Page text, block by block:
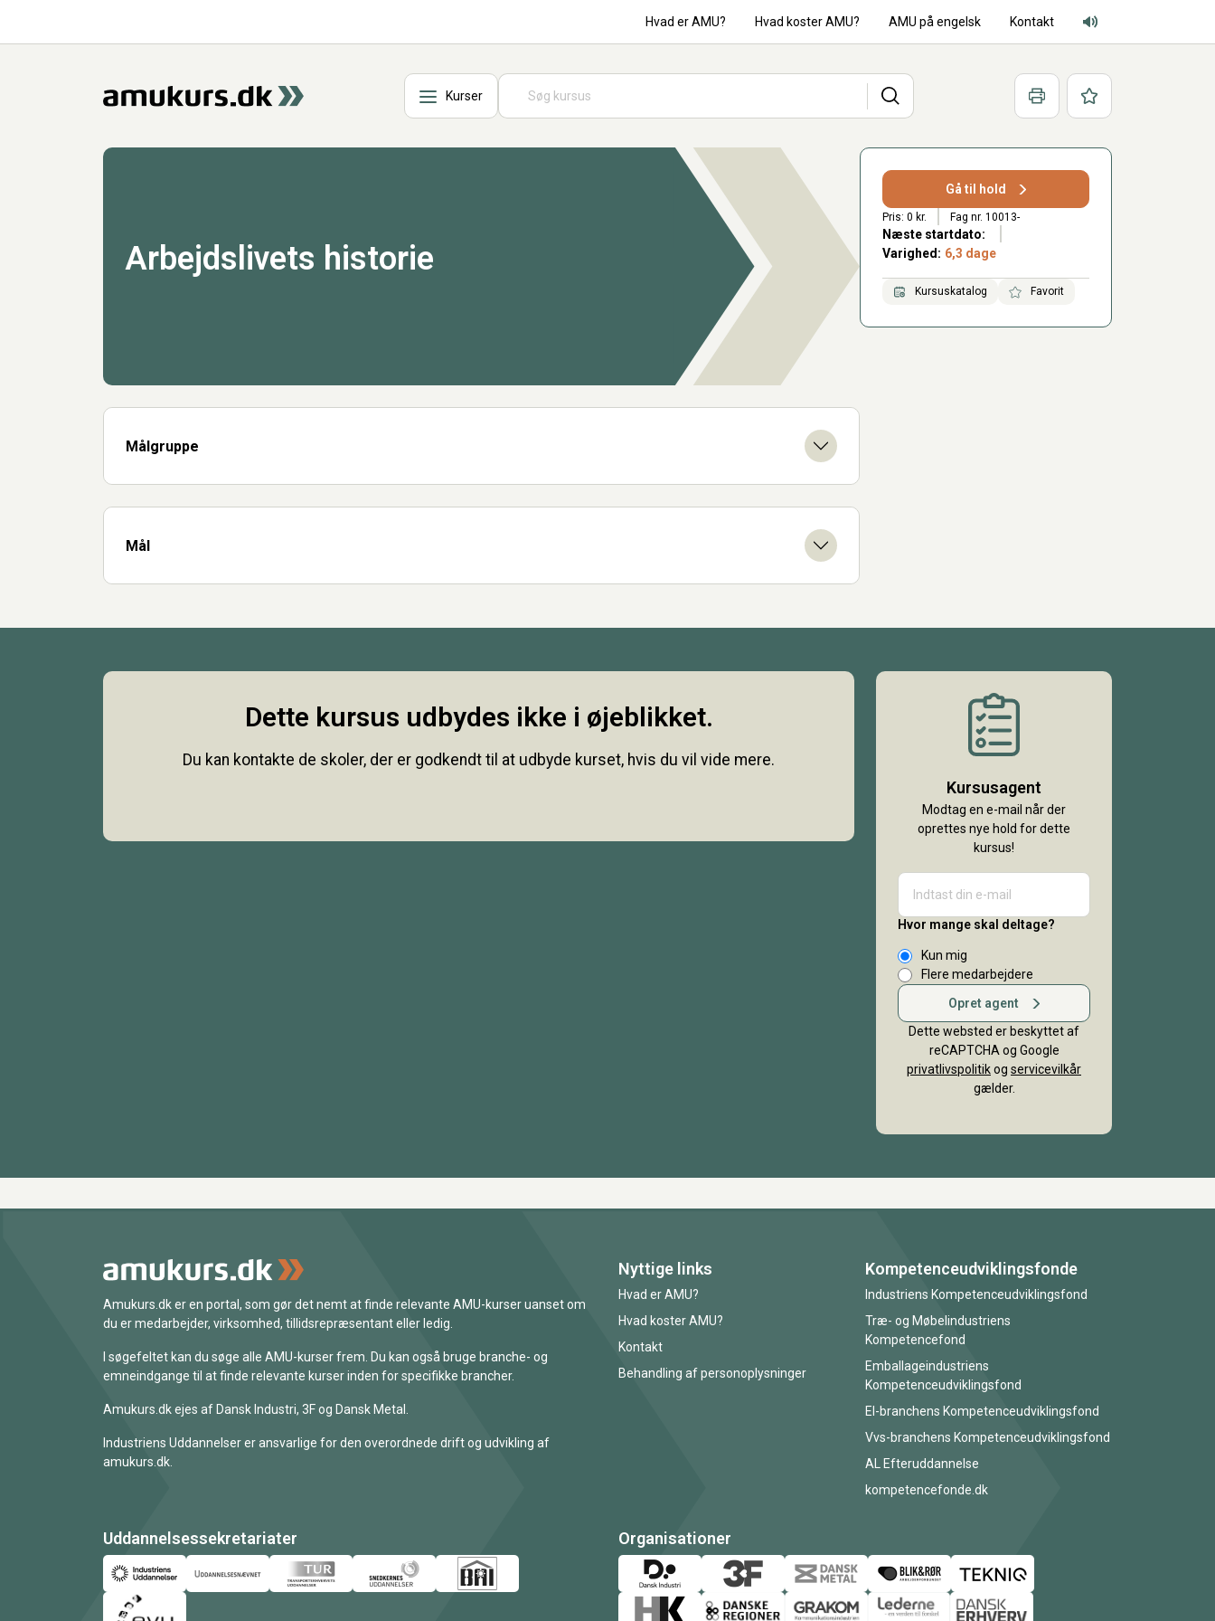
Hvad er AMU? Hvad koster AMU? AMU på engelsk Kontakt
Adgang for alle lyd
Kurser Søg Print Favoritter
Arbejdslivets historie
Målgruppe
Mål
Gå til hold
Pris: 0 kr. Fag nr. 10013-
Næste startdato:
Varighed: 6,3 dage
Kursuskatalog Favorit
Dette kursus udbydes ikke i øjeblikket.
Du kan kontakte de skoler, der er godkendt til at udbyde kurset, hvis du vil vide mere.
Kursusagent
Modtag en e-mail når der
oprettes nye hold for dette
kursus!
Hvor mange skal deltage?
Kun mig
Flere medarbejdere
Opret agent
Dette websted er beskyttet af
reCAPTCHA og Google
privatlivspolitikog servicevilkår
gælder.
Amukurs.dk er en portal, som gør det nemt at finde relevante AMU-kurser uanset om
du er medarbejder, virksomhed, tillidsrepræsentant eller ledig.
I søgefeltet kan du søge alle AMU-kurser frem. Du kan også bruge branche- og
emneindgange til at finde relevante kurser inden for specifikke brancher.
Amukurs.dk ejes af Dansk Industri, 3F og Dansk Metal.
Industriens Uddannelser er ansvarlige for den overordnede drift og udvikling af
amukurs.dk.
Nyttige links
Hvad er AMU?
Hvad koster AMU?
Kontakt
Behandling af personoplysninger
Kompetenceudviklingsfonde
Industriens Kompetenceudviklingsfond
Træ- og Møbelindustriens
Kompetencefond
Emballageindustriens
Kompetenceudviklingsfond
El-branchens Kompetenceudviklingsfond
Vvs-branchens Kompetenceudviklingsfond
AL Efteruddannelse
kompetencefonde.dk
Uddannelsessekretariater Organisationer